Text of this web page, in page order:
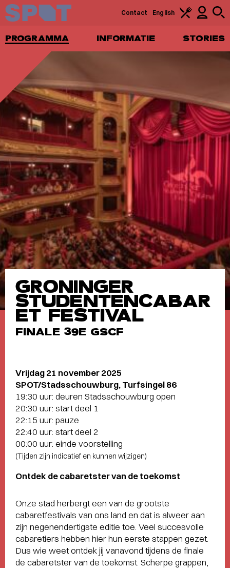
PROGRAMMA INFORMATIE STORIES
Contact English
GRONINGER
STUDENTENCABAR
ET FESTIVAL
FINALE 39E GSCF
Vrijdag 21 november 2025
SPOT/Stadsschouwburg, Turfsingel 86
19:30 uur: deuren Stadsschouwburg open
20:30 uur: start deel 1
22:15 uur: pauze
22:40 uur: start deel 2
00:00 uur: einde voorstelling
(Tijden zijn indicatief en kunnen wijzigen)
Ontdek de cabaretster van de toekomst
Onze stad herbergt een van de grootste
cabaretfestivals van ons land en dat is alweer aan
zijn negenendertigste editie toe. Veel succesvolle
cabaretiers hebben hier hun eerste stappen gezet.
Dus wie weet ontdek jij vanavond tijdens de finale
de cabaretster van de toekomst. Scherpe grappen,